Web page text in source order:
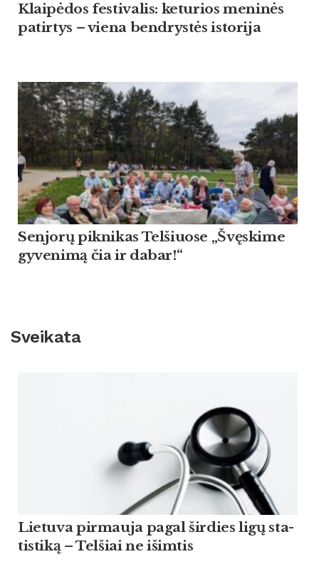
Klaipėdos festivalis: keturios meninės
patirtys – viena bendrystės istorija
Sen­jorų pik­ni­kas Tel­šiuo­se „Švęski­me
gy­ve­nimą čia ir da­bar!“
Sveikata
Lie­tu­va pir­mau­ja pagal šir­dies ligų sta­
tis­ti­ką – Tel­šiai ne išim­tis